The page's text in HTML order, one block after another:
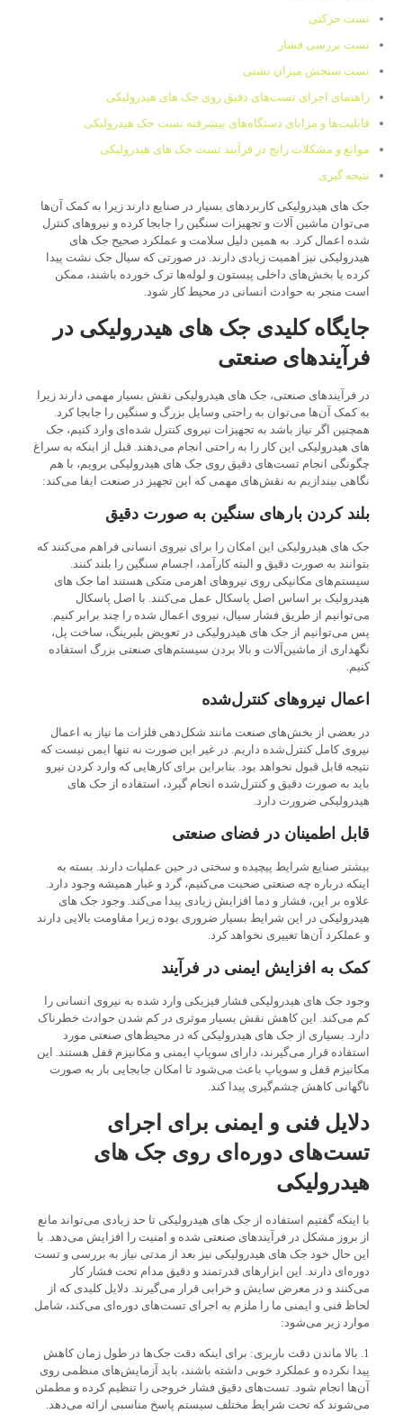
تست حرکتی
تست بررسی فشار
تست سنجش میزان نشتی
راهنمای اجرای تست‌های دقیق روی جک های هیدرولیکی
قابلیت‌ها و مزایای دستگاه‌های پیشرفته تست جک هیدرولیکی
موانع و مشکلات رایج در فرآیند تست جک های هیدرولیکی
نتیجه گیری
جک های هیدرولیکی کاربردهای بسیار در صنایع دارند زیرا به کمک آن‌ها
می‌توان ماشین آلات و تجهیزات سنگین را جابجا کرده و نیروهای کنترل
شده اعمال کرد. به همین دلیل سلامت و عملکرد صحیح جک های
هیدرولیکی نیز اهمیت زیادی دارند. در صورتی که سیال جک نشت پیدا
کرده یا بخش‌های داخلی پیستون و لوله‌ها ترک خورده باشند، ممکن
است منجر به حوادث انسانی در محیط کار شود.
جایگاه کلیدی جک های هیدرولیکی در
فرآیندهای صنعتی
در فرآیندهای صنعتی، جک های هیدرولیکی نقش بسیار مهمی دارند زیرا
به کمک آن‌ها می‌توان به راحتی وسایل بزرگ و سنگین را جابجا کرد.
همچنین اگر نیاز باشد به تجهیزات نیروی کنترل شده‌ای وارد کنیم، جک
های هیدرولیکی این کار را به راحتی انجام می‌دهند. قبل از اینکه به سراغ
چگونگی انجام تست‌های دقیق روی جک های هیدرولیکی برویم، با هم
نگاهی بیندازیم به نقش‌های مهمی که این تجهیز در صنعت ایفا می‌کند:
بلند کردن بارهای سنگین به صورت دقیق
جک های هیدرولیکی این امکان را برای نیروی انسانی فراهم می‌کنند که
بتوانند به صورت دقیق و البته کارآمد، اجسام سنگین را بلند کنند.
سیستم‌های مکانیکی روی نیروهای اهرمی متکی هستند اما جک های
هیدرولیک بر اساس اصل پاسکال عمل می‌کنند. با اصل پاسکال
می‌توانیم از طریق فشار سیال، نیروی اعمال شده را چند برابر کنیم.
پس می‌توانیم از جک های هیدرولیکی در تعویض بلبرینگ، ساخت پل،
نگهداری از ماشین‌آلات و بالا بردن سیستم‌های صنعتی بزرگ استفاده
کنیم.
اعمال نیروهای کنترل‌شده
در بعضی از بخش‌های صنعت مانند شکل‌دهی فلزات ما نیاز به اعمال
نیروی کامل کنترل‌شده داریم. در غیر این صورت نه تنها ایمن نیست که
نتیجه قابل قبول نخواهد بود. بنابراین برای کارهایی که وارد کردن نیرو
باید به صورت دقیق و کنترل‌شده انجام گیرد، استفاده از جک های
هیدرولیکی ضرورت دارد.
قابل اطمینان در فضای صنعتی
بیشتر صنایع شرایط پیچیده و سختی در حین عملیات دارند. بسته به
اینکه درباره چه صنعتی صحبت می‌کنیم، گرد و غبار همیشه وجود دارد.
علاوه بر این، فشار و دما افزایش زیادی پیدا می‌کند. وجود جک های
هیدرولیکی در این شرایط بسیار ضروری بوده زیرا مقاومت بالایی دارند
و عملکرد آن‌ها تغییری نخواهد کرد.
کمک به افزایش ایمنی در فرآیند
وجود جک های هیدرولیکی فشار فیزیکی وارد شده به نیروی انسانی را
کم می‌کند. این کاهش نقش بسیار موثری در کم شدن حوادث خطرناک
دارد. بسیاری از جک های هیدرولیکی که در محیط‌های صنعتی مورد
استفاده قرار می‌گیرند، دارای سوپاپ ایمنی و مکانیزم قفل هستند. این
مکانیزم قفل و سوپاپ باعث می‌شود تا امکان جابجایی بار به صورت
ناگهانی کاهش چشم‌گیری پیدا کند.
دلایل فنی و ایمنی برای اجرای
تست‌های دوره‌ای روی جک های
هیدرولیکی
با اینکه گفتیم استفاده از جک های هیدرولیکی تا حد زیادی می‌تواند مانع
از بروز مشکل در فرآیندهای صنعتی شده و امنیت را افزایش می‌دهد. با
این حال خود جک های هیدرولیکی نیز بعد از مدتی نیاز به بررسی و تست
دوره‌ای دارند. این ابزارهای قدرتمند و دقیق مدام تحت فشار کار
می‌کنند و در معرض سایش و خرابی قرار می‌گیرند. دلایل کلیدی که از
لحاظ فنی و ایمنی ما را ملزم به اجرای تست‌های دوره‌ای می‌کند، شامل
موارد زیر می‌شود:
1. بالا ماندن دقت باربری: برای اینکه دقت جک‌ها در طول زمان کاهش
پیدا نکرده و عملکرد خوبی داشته باشند، باید آزمایش‌های منظمی روی
آن‌ها انجام شود. تست‌های دقیق فشار خروجی را تنظیم کرده و مطمئن
می‌شوند که تحت شرایط مختلف سیستم پاسخ مناسبی ارائه می‌دهد.